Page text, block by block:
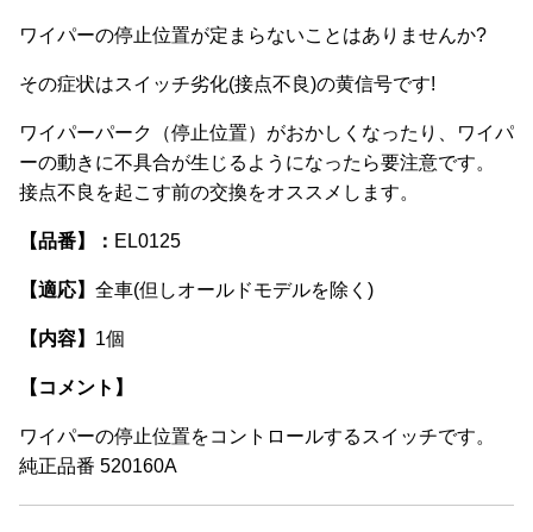
ワイパーの停止位置が定まらないことはありませんか?
その症状はスイッチ劣化(接点不良)の黄信号です!
ワイパーパーク（停止位置）がおかしくなったり、ワイパ
ーの動きに不具合が生じるようになったら要注意です。
接点不良を起こす前の交換をオススメします。
【品番】： EL0125
【適応】 全車(但しオールドモデルを除く)
【内容】 1個
【コメント】
ワイパーの停止位置をコントロールするスイッチです。
純正品番 520160A